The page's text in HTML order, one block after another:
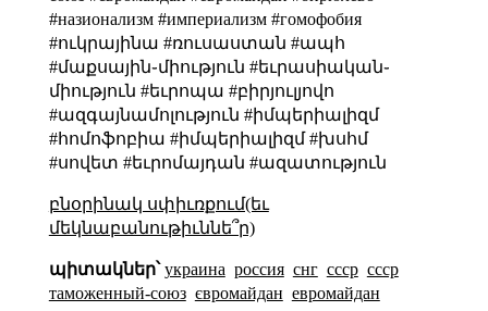
#назионализм #империализм #гомофобия
#ուկրայինա #ռուսաստան #ապհ
#մաքսային֊միություն #եւրասիական֊
միություն #եւրոպա #բիրյուլյովո
#ազգայնամոլություն #իմպերիալիզմ
#հոմոֆոբիա #իմպերիալիզմ #խսհմ
#սովետ #եւրոմայդան #ազատություն
բնօրինակ սփիւռքում(եւ
մեկնաբանութիւննե՞ր)
պիտակներ՝ украина россия снг ссср cccp
таможенный-союз євромайдан евромайдан